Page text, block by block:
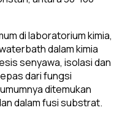
di laboratorium kimia,
dalam kimia
senyawa, isolasi dan
dari fungsi
ditemukan
dalam fusi substrat.